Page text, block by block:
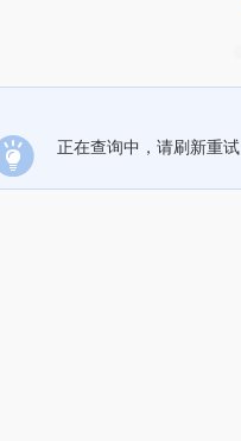
正在查询中，请刷新重试